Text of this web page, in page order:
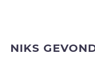
NIKS